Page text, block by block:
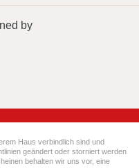
by
Haus verbindlich sind und
geändert oder storniert werden
behalten wir uns vor, eine